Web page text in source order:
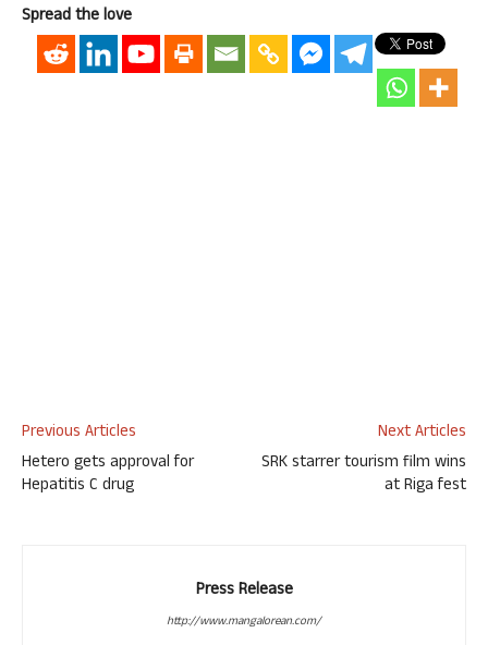
Spread the love
Previous Articles
Hetero gets approval for
Hepatitis C drug
Next Articles
SRK starrer tourism film wins
at Riga fest
Press Release
http://www.mangalorean.com/